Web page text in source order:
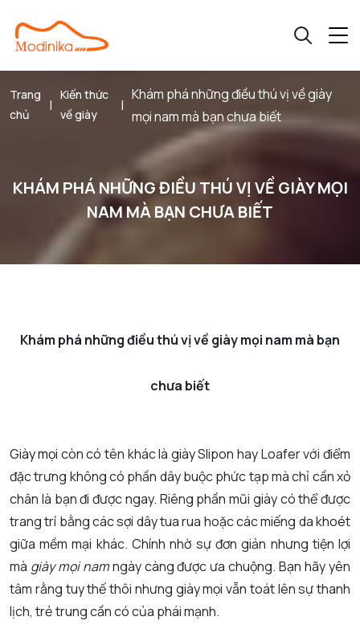
Trang
chủ
|
Kiến thức
về giày
|
Khám phá những điều thú vị về giày
mọi nam mà bạn chưa biết
KHÁM PHÁ NHỮNG ĐIỀU THÚ VỊ VỀ GIÀY MỌI
NAM MÀ BẠN CHƯA BIẾT
Khám phá những điều thú vị về giày mọi nam mà bạn
chưa biết
Giày mọi còn có tên khác là giày Slipon hay Loafer với điểm
đặc trưng không có phần dây buộc phức tạp mà chỉ cần xỏ
chân là bạn đi được ngay. Riêng phần mũi giày có thể được
trang trí bằng các sợi dây tua rua hoặc các miếng da khoét
giữa mềm mại khác. Chính nhờ sự đơn giản nhưng tiện lợi
mà giày mọi namngày càng được ưa chuộng. Bạn hãy yên
tâm rằng tuy thế thôi nhưng giày mọi vẫn toát lên sự thanh
lịch, trẻ trung cần có của phái mạnh.